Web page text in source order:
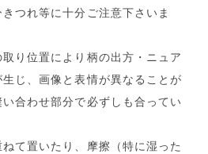
つれ等に十分ご注意下さいま
り位置により柄の出方・ニュア
じ、画像と表情が異なることが
合わせ部分で必ずしも合ってい
て置いたり、摩擦（特に湿った